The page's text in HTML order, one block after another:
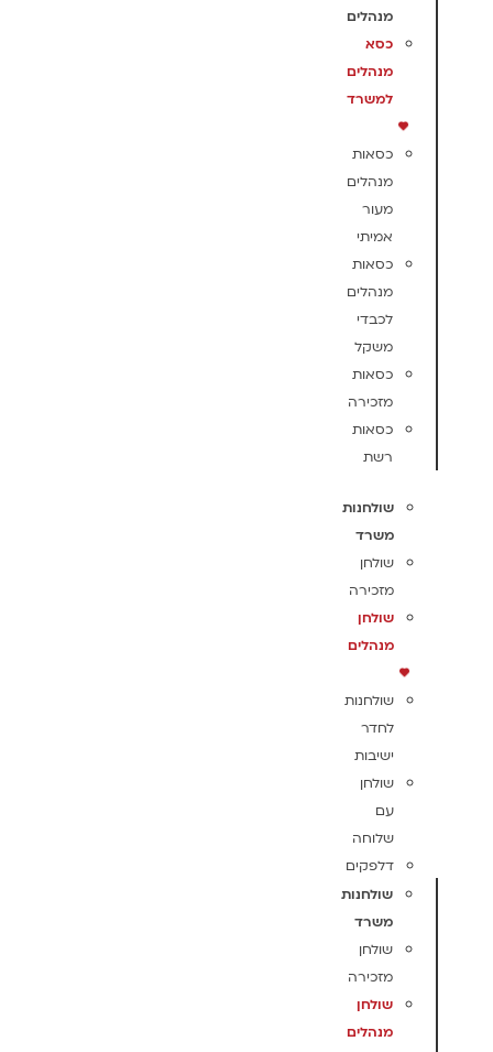
מנהלים
כסא
מנהלים
למשרד
כסאות
מנהלים
מעור
אמיתי
כסאות
מנהלים
לכבדי
משקל
כסאות
מזכירה
כסאות
רשת
שולחנות
משרד
שולחן
מזכירה
שולחן
מנהלים
שולחנות
לחדר
ישיבות
שולחן
עם
שלוחה
דלפקים
שולחנות
משרד
שולחן
מזכירה
שולחן
מנהלים